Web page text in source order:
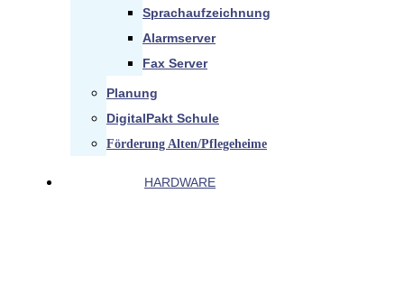
Sprachaufzeichnung
Alarmserver
Fax Server
Planung
DigitalPakt Schule
Förderung Alten/Pflegeheime
HARDWARE